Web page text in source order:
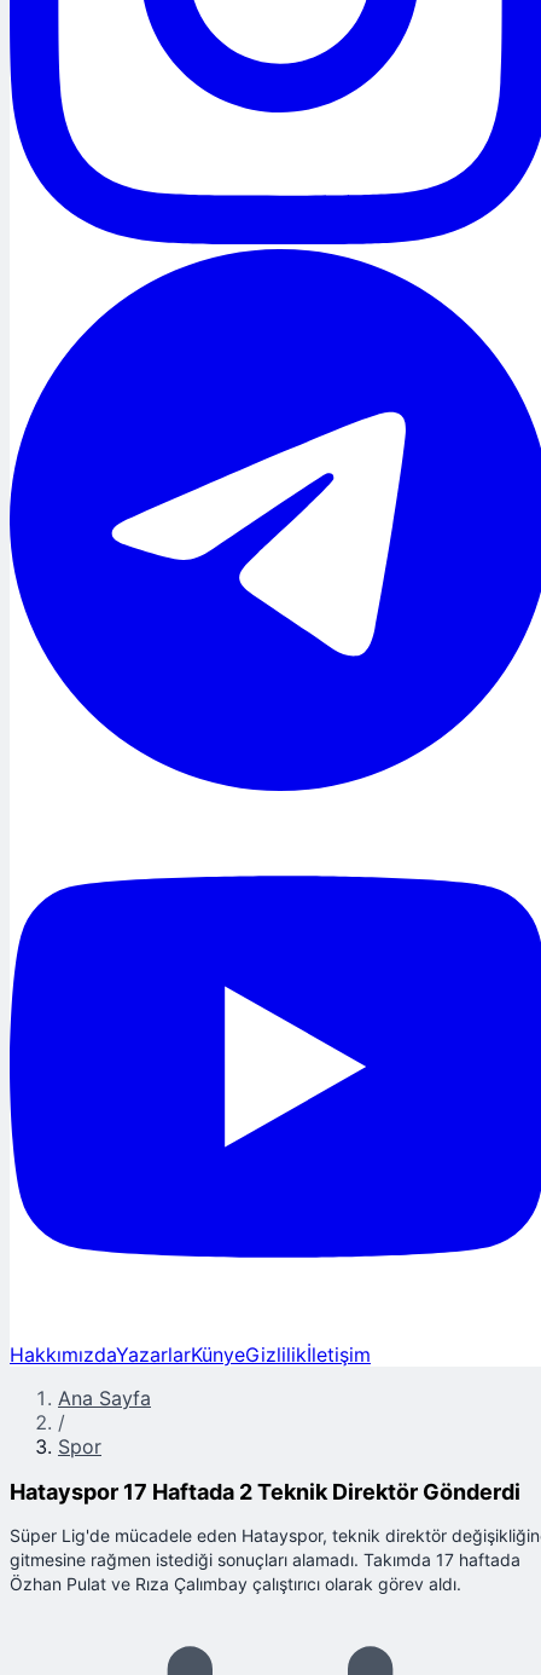
HakkımızdaYazarlarKünyeGizlilikİletişim
Ana Sayfa
/
Spor
Hatayspor 17 Haftada 2 Teknik Direktör Gönderdi
Süper Lig'de mücadele eden Hatayspor, teknik direktör
gitmesine rağmen istediği sonuçları alamadı. Takımda 17 haftada
Özhan Pulat ve Rıza Çalımbay çalıştırıcı olarak görev aldı.